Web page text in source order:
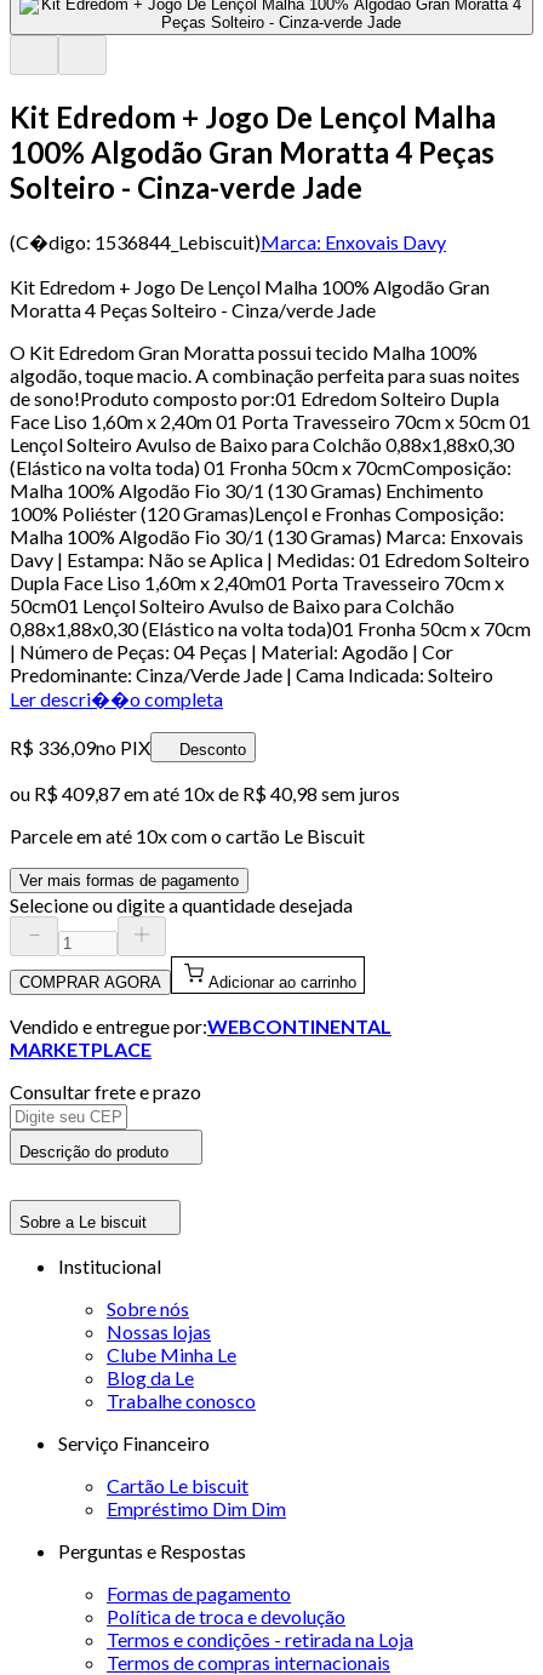
Kit Edredom + Jogo De Lençol Malha
100% Algodão Gran Moratta 4 Peças
Solteiro - Cinza-verde Jade
(C�digo: 1536844_Lebiscuit)Marca: Enxovais Davy
Kit Edredom + Jogo De Lençol Malha 100% Algodão Gran
Moratta 4 Peças Solteiro - Cinza/verde Jade
O Kit Edredom Gran Moratta possui tecido Malha 100%
algodão, toque macio. A combinação perfeita para suas noites
de sono!Produto composto por:01 Edredom Solteiro Dupla
Face Liso 1,60m x 2,40m 01 Porta Travesseiro 70cm x 50cm 01
Lençol Solteiro Avulso de Baixo para Colchão 0,88x1,88x0,30
(Elástico na volta toda) 01 Fronha 50cm x 70cmComposição:
Malha 100% Algodão Fio 30/1 (130 Gramas) Enchimento
100% Poliéster (120 Gramas)Lençol e Fronhas Composição:
Malha 100% Algodão Fio 30/1 (130 Gramas) Marca: Enxovais
Davy | Estampa: Não se Aplica | Medidas: 01 Edredom Solteiro
Dupla Face Liso 1,60m x 2,40m01 Porta Travesseiro 70cm x
50cm01 Lençol Solteiro Avulso de Baixo para Colchão
0,88x1,88x0,30 (Elástico na volta toda)01 Fronha 50cm x 70cm
| Número de Peças: 04 Peças | Material: Agodão | Cor
Predominante: Cinza/Verde Jade | Cama Indicada: Solteiro
Ler descri��o completa
R$ 336,09no PIX Desconto
ou R$ 409,87em até 10x de R$ 40,98 sem juros
Parcele em até 10x com o cartão Le Biscuit
Ver mais formas de pagamento
Selecione ou digite a quantidade desejada
COMPRAR AGORA Adicionar ao carrinho
Vendido e entregue por:WEBCONTINENTAL
MARKETPLACE
Consultar frete e prazo
Descrição do produto
Sobre a Le biscuit
Institucional
Sobre nós
Nossas lojas
Clube Minha Le
Blog da Le
Trabalhe conosco
Serviço Financeiro
Cartão Le biscuit
Empréstimo Dim Dim
Perguntas e Respostas
Formas de pagamento
Política de troca e devolução
Termos e condições - retirada na Loja
Termos de compras internacionais